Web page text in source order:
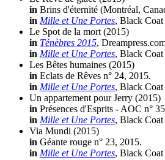
in Brins d'éternité (Montréal,
in Mille et Une Portes, Black
Le Spot de la mort (2015)
in Ténèbres 2015,
in Mille et Une Portes, Black
Les Bêtes humaines (2015)
in Eclats de Rêves n° 24, 2015.
in Mille et Une Portes, Black
Un appartement pour Jerry (2015)
in Présences d'Esprits - AOC n°
in Mille et Une Portes, Black
Via Mundi (2015)
in Géante rouge n° 23, 2015.
in Mille et Une Portes, Black